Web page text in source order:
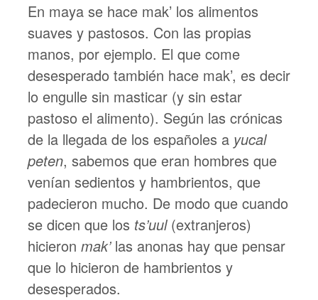
En maya se hace mak’ los alimentos
suaves y pastosos. Con las propias
manos, por ejemplo. El que come
desesperado también hace mak’, es decir
lo engulle sin masticar (y sin estar
pastoso el alimento). Según las crónicas
de la llegada de los españoles a yucal
peten, sabemos que eran hombres que
venían sedientos y hambrientos, que
padecieron mucho. De modo que cuando
se dicen que los ts’uul(extranjeros)
hicieron mak’las anonas hay que pensar
que lo hicieron de hambrientos y
desesperados.